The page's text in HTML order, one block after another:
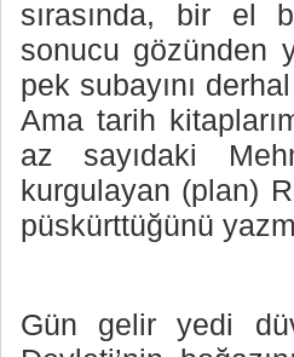
sırasında, bir el
sonucu gözünden
pek subayını
Ama tarih
az sayıdaki
kurgulayan (plan)
püskürttüğünü
Gün gelir yedi